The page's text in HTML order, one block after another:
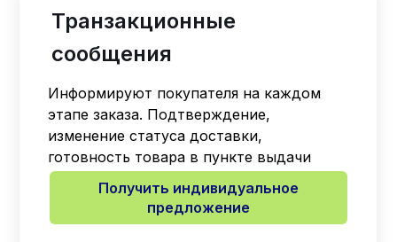
Транзакционные
сообщения
Информируют покупателя на каждом
этапе заказа. Подтверждение,
изменение статуса доставки,
готовность товара в пункте выдачи
Получить индивидуальное
предложение